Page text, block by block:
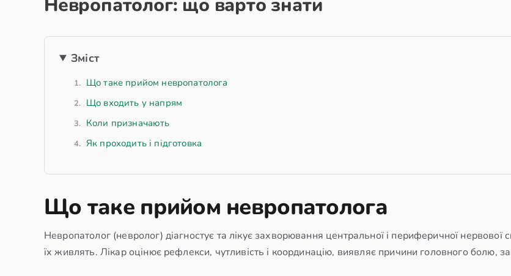
Невропатолог: що варто знати
Зміст
Що таке прийом невропатолога
Що входить у напрям
Коли призначають
Як проходить і підготовка
Що таке прийом невропатолога
Невропатолог (невролог) діагностує та лікує захворювання центральної і периферичної
їх живлять. Лікар оцінює рефлекси, чутливість і координацію, виявляє причини головного болю,